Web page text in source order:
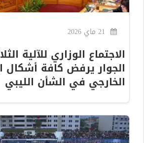
الاجتماع الوزاري للآلية
الجوار يرفض كافة أشكال
الخارجي في الشأن الليبي